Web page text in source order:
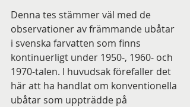
Denna tes stämmer väl med de
observationer av främmande ubåtar
i svenska farvatten som finns
kontinuerligt under 1950-, 1960- och
1970-talen. I huvudsak förefaller det
här att ha handlat om konventionella
ubåtar som uppträdde på